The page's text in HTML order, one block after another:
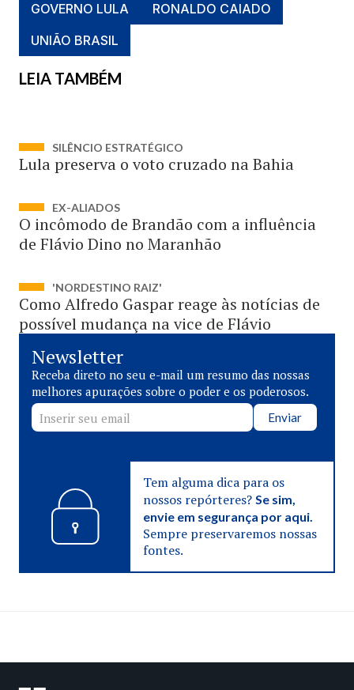
GOVERNO LULA
RONALDO CAIADO
UNIÃO BRASIL
LEIA TAMBÉM
SILÊNCIO ESTRATÉGICO
Lula preserva o voto cruzado na Bahia
EX-ALIADOS
O incômodo de Brandão com a influência
de Flávio Dino no Maranhão
'NORDESTINO RAIZ'
Como Alfredo Gaspar reage às notícias de
possível mudança na vice de Flávio
Newsletter
Receba direto no seu e-mail um resumo das nossas
melhores apurações sobre o poder e os poderosos.
Enviar
Tem alguma dica para os
nossos repórteres? Se sim,
envie em segurança por aqui.
Sempre preservaremos nossas
fontes.